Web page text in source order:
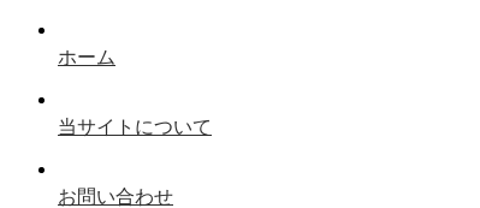
ホーム
当サイトについて
お問い合わせ